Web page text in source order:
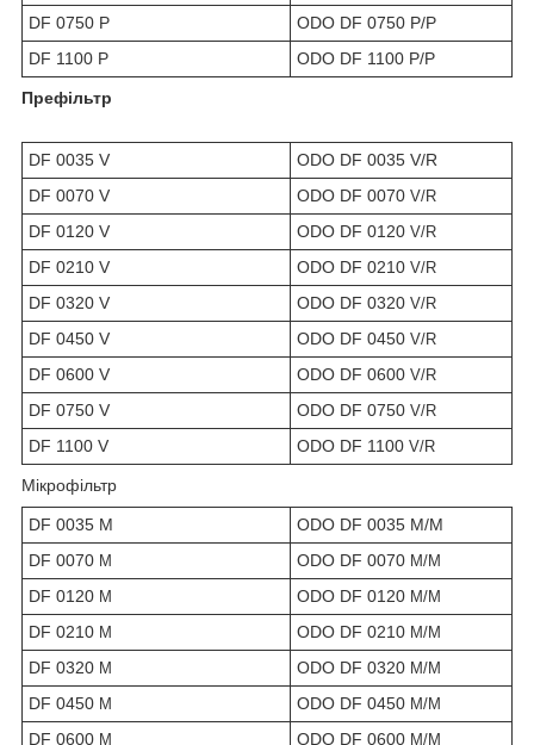
DF 0750 P
ODO DF 0750 P/P
DF 1100 P
ODO DF 1100 P/P
Префільтр
DF 0035 V
ODO DF 0035 V/R
DF 0070 V
ODO DF 0070 V/R
DF 0120 V ODO DF 0120 V/R
DF 0210 V ODO DF 0210 V/R
DF 0320 V ODO DF 0320 V/R
DF 0450 V ODO DF 0450 V/R
DF 0600 V ODO DF 0600 V/R
DF 0750 V ODO DF 0750 V/R
DF 1100 V ODO DF 1100 V/R
Мікрофільтр
DF 0035 M
ODO DF 0035 M/M
DF 0070 M ODO DF 0070 M/M
DF 0120 M ODO DF 0120 M/M
DF 0210 M ODO DF 0210 M/M
DF 0320 M ODO DF 0320 M/M
DF 0450 M ODO DF 0450 M/M
DF 0600 M ODO DF 0600 M/M